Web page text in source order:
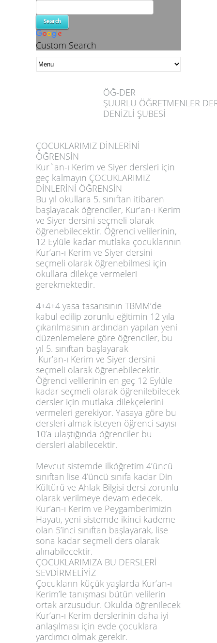
Custom Search
ÖĞ-DER
ŞUURLU ÖĞRETMENLER
DENİZLİ ŞUBESİ
ÇOCUKLARIMIZ DİNLERİNİ
ÖĞRENSİN
Kur`an-ı Kerim ve Siyer dersleri için
geç kalmayın ÇOCUKLARIMIZ
DİNLERİNİ ÖĞRENSİN
Bu yıl okullara 5. sınıftan itibaren
başlayacak öğrenciler, Kur’an-ı Kerim
ve Siyer dersini seçmeli olarak
öğrenebilecektir. Öğrenci velilerinin,
12 Eylüle kadar mutlaka çocuklarının
Kur’an-ı Kerim ve Siyer dersini
seçmeli olarak öğrenebilmesi için
okullara dilekçe vermeleri
gerekmektedir.
4+4+4 yasa tasarısının TBMM’de
kabul edilip zorunlu eğitimin 12 yıla
çıkarılmasının ardından yapılan yeni
düzenlemelere göre öğrenciler, bu
yıl 5. sınıftan başlayarak
Kur’an-ı Kerim ve Siyer dersini
seçmeli olarak öğrenebilecektir.
Öğrenci velilerinin en geç 12 Eylüle
kadar seçmeli olarak öğrenilebilecek
dersler için mutlaka dilekçelerini
vermeleri gerekiyor. Yasaya göre bu
dersleri almak isteyen öğrenci sayısı
10’a ulaştığında öğrenciler bu
dersleri alabilecektir.
Mevcut sistemde ilköğretim 4’üncü
sınıftan lise 4’üncü sınıfa kadar Din
Kültürü ve Ahlak Bilgisi dersi zorunlu
olarak verilmeye devam edecek.
Kur’an-ı Kerim ve Peygamberimizin
Hayatı, yeni sistemde ikinci kademe
olan 5’inci sınıftan başlayarak, lise
sona kadar seçmeli ders olarak
alınabilecektir.
ÇOCUKLARIMIZA BU DERSLERİ
SEVDİRMELİYİZ
Çocukların küçük yaşlarda Kur’an-ı
Kerim’le tanışması bütün velilerin
ortak arzusudur. Okulda öğrenilecek
Kur’an-ı Kerim derslerinin daha iyi
anlaşılması için evde çocuklara
yardımcı olmak gerekir.